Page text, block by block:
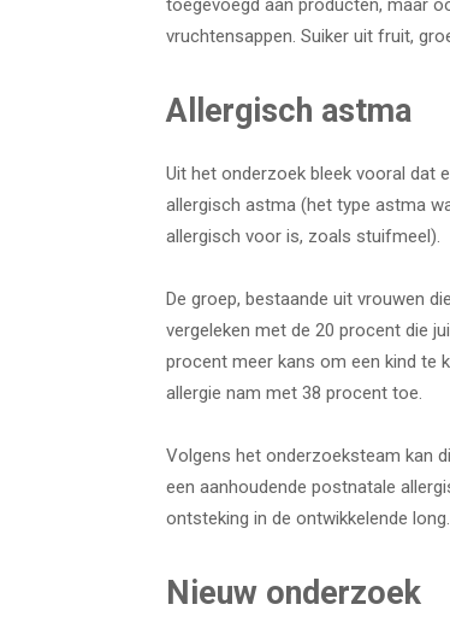
toegevoegd aan producten, maar
vruchtensappen. Suiker uit fruit,
Allergisch astma
Uit het onderzoek bleek vooral dat
allergisch astma (het type astma
allergisch voor is, zoals stuifmeel).
De groep, bestaande uit vrouwen
vergeleken met de 20 procent die
procent meer kans om een kind te
allergie nam met 38 procent toe.
Volgens het onderzoeksteam kan
een aanhoudende postnatale
ontsteking in de ontwikkelende long.
Nieuw onderzoek